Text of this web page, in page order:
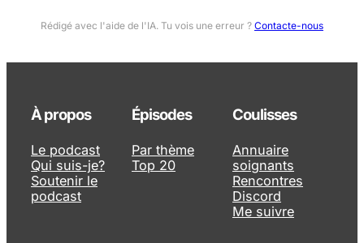
Rédigé avec l'aide de l'IA. Tu vois une erreur ? Contacte-nous
À propos
Le podcast
Qui suis-je?
Soutenir le
podcast
Épisodes
Par thème
Top 20
Coulisses
Annuaire
soignants
Rencontres
Discord
Me suivre